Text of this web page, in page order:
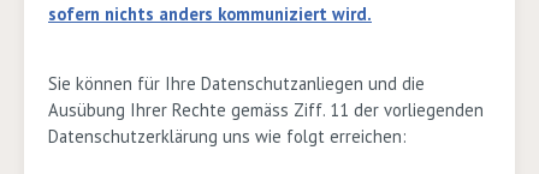
sofern nichts anders kommuniziert wird.
Sie können für Ihre Datenschutzanliegen und die
Ausübung Ihrer Rechte gemäss Ziff. 11 der vorliegenden
Datenschutzerklärung uns wie folgt erreichen: